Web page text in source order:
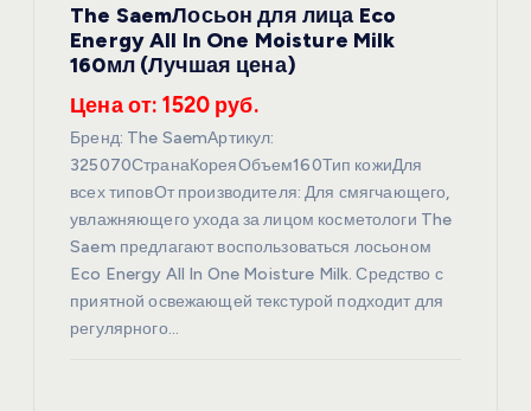
The SaemЛосьон для лица Eco
Energy All In One Moisture Milk
160мл (Лучшая цена)
Цена от: 1520 руб.
Бренд: The SaemАртикул:
325070СтранаКореяОбъем160Тип кожиДля
всех типовОт производителя: Для смягчающего,
увлажняющего ухода за лицом косметологи The
Saem предлагают воспользоваться лосьоном
Eco Energy All In One Moisture Milk. Средство с
приятной освежающей текстурой подходит для
регулярного…